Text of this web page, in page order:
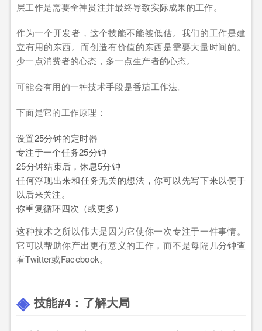
层工作是需要全神贯注并最终导致实际成果的工作。
作为一个开发者，这个技能不能被低估。我们的工作是建
立有用的东西。而创造有价值的东西是需要大量时间的。
少一点消费者的心态，多一点生产者的心态。
可能会有用的一种技术手段是番茄工作法。
下面是它的工作原理：
设置25分钟的定时器
专注于一个任务25分钟
25分钟结束后，休息5分钟
任何浮现出来和任务无关的想法，你可以先写下来以便于
以后来关注。
你重复循环四次（或更多）
这种技术之所以伟大是因为它使你一次专注于一件事情。
它可以帮助你产出更有意义的工作，而不是每隔几分钟查
看Twitter或Facebook。
技能#4：了解大局